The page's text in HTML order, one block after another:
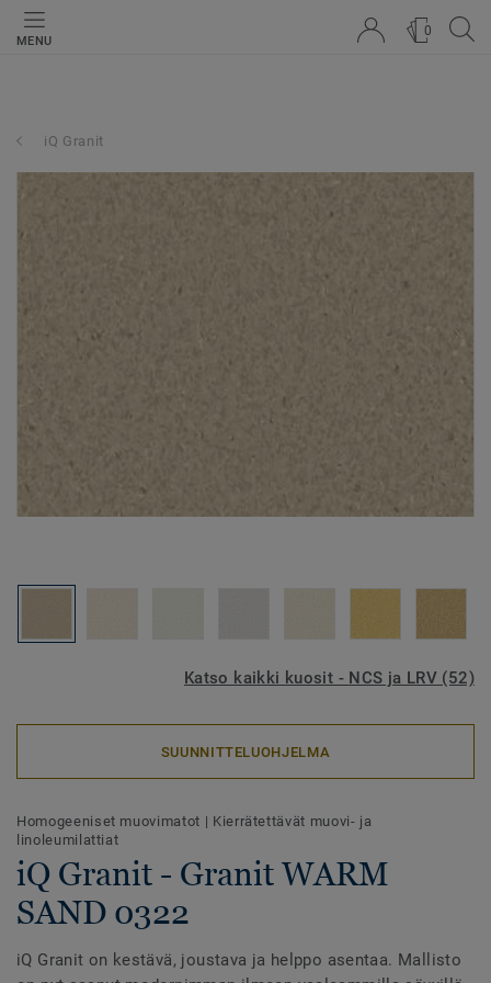
MENU
0
iQ Granit
Katso kaikki kuosit - NCS ja LRV (52)
SUUNNITTELUOHJELMA
Homogeeniset muovimatot | Kierrätettävät muovi- ja
linoleumilattiat
iQ Granit - Granit WARM
SAND 0322
iQ Granit on kestävä, joustava ja helppo asentaa. Mallisto